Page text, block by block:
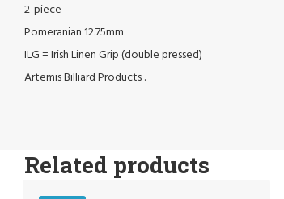
2-piece
Pomeranian 12.75mm
ILG = Irish Linen Grip (double pressed)
Artemis Billiard Products .
Related products